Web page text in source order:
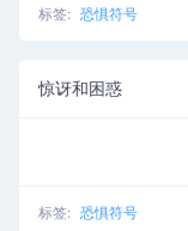
标签: 恐惧符号
惊讶和困惑
标签: 恐惧符号